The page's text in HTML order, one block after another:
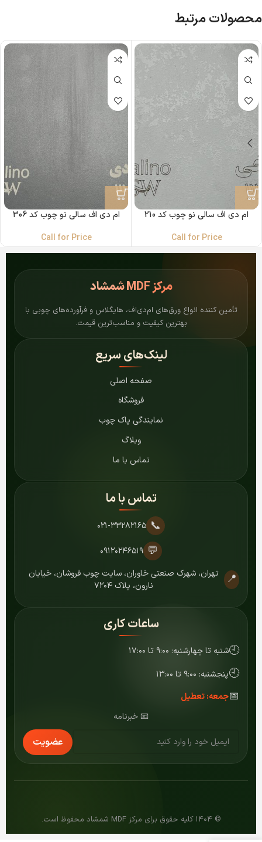
محصولات مرتبط
ام دی اف سالی نو چوب کد 210
Call for Price
ام دی اف سالی نو چوب کد 306
Call for Price
مرکزMDF شمشاد
تأمین کننده انواع ورق‌های ام‌دی‌اف، هایگلاس و فرآورده‌های چوبی با
بهترین کیفیت و مناسب‌ترین قیمت.
لینک‌های سریع
صفحه اصلی
فروشگاه
نمایندگی پاک چوب
وبلاگ
تماس با ما
تماس با ما
📞 ۰۲۱-۳۳۲۸۲۱۶۵
💬 ۰۹۱۲۰۲۴۶۵۱۹
📍
تهران، شهرک صنعتی خاوران، سایت چوب فروشان، خیابان
نارون، پلاک ۷۲۰۴
ساعات کاری
🕘شنبه تا چهارشنبه: ۹:۰۰ تا ۱۷:۰۰
🕘پنجشنبه: ۹:۰۰ تا ۱۳:۰۰
📅جمعه: تعطیل
📧 خبرنامه
عضویت
© ۱۴۰۴ کلیه حقوق برای مرکز MDF شمشاد محفوظ است.